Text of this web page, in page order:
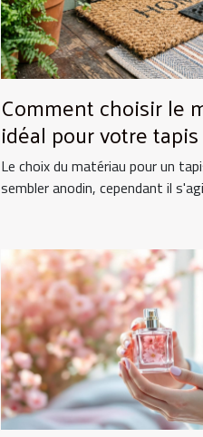
Comment choisir le
idéal pour votre
Le choix du matériau pour un
sembler anodin, cependant il